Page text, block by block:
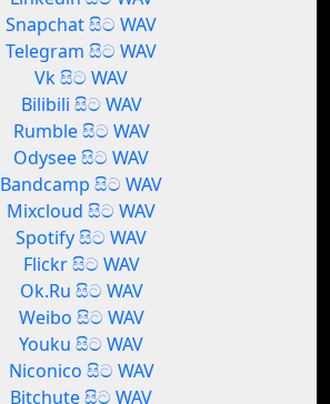
Snapchat සිට WAV
Telegram සිට WAV
Vk සිට WAV
Bilibili සිට WAV
Rumble සිට WAV
Odysee සිට WAV
Bandcamp සිට WAV
Mixcloud සිට WAV
Spotify සිට WAV
Flickr සිට WAV
Ok.Ru සිට WAV
Weibo සිට WAV
Youku සිට WAV
Niconico සිට WAV
Bitchute සිට WAV